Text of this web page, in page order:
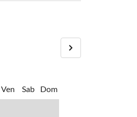
Ven Sab Dom